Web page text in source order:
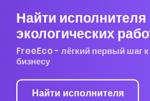
Найти исполнителя
экологических
FreeEco - лёгкий первый шаг
бизнесу
Найти исполнителя